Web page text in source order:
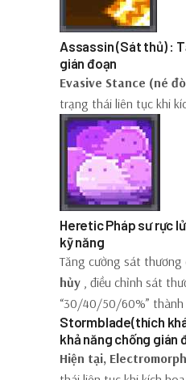
Assassin (Sát thủ) :
gián đoạn
Evasive Stance (né
trạng thái liên tục khi
Heretic Pháp sư rực
kỹ năng
Tăng cường sát thương
hủy , điều chỉnh sát
“30/40/50/60%”
Stormblade(thích
khả năng chống gián
Hiện tại,